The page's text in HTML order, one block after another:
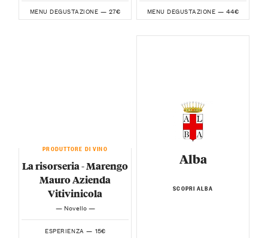
MENU DEGUSTAZIONE — 27€ MENU DEGUSTAZIONE — 44€
PRODUTTORE DI VINO
La risorseria - Marengo
Mauro Azienda
Vitivinicola
— Novello —
ESPERIENZA — 15€
Alba
SCOPRI ALBA